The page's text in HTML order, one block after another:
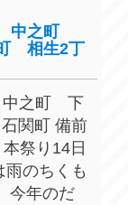
中之町
相生2丁
中之町 下
関町 備前
祭り14日
のちくも
今年のだ